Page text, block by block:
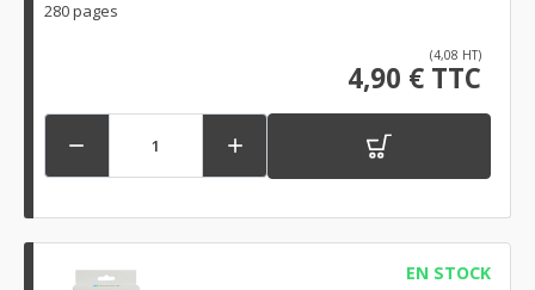
280 pages
(4,08 HT)
4,90 € TTC
 
EN STOCK